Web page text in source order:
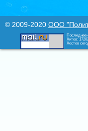
© 2009-2020 ООО
Последнее
Хитов:
Хостов